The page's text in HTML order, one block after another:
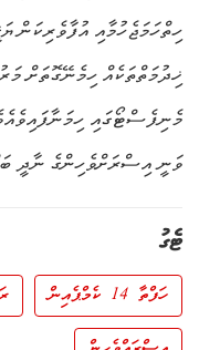
ހިތްހަމަޖެހުމާއި އުފާވެރިކަން
ޚިދުމަތްތަކެއް ހިމެނޭގޮތަށް
މެނިފެސްޓޯގައި
ވަނީ އިސްރަށްވެހިންގެ ނާދީ
ޓެގު
ހަފްތާ 14 ކެމްޕެއިން